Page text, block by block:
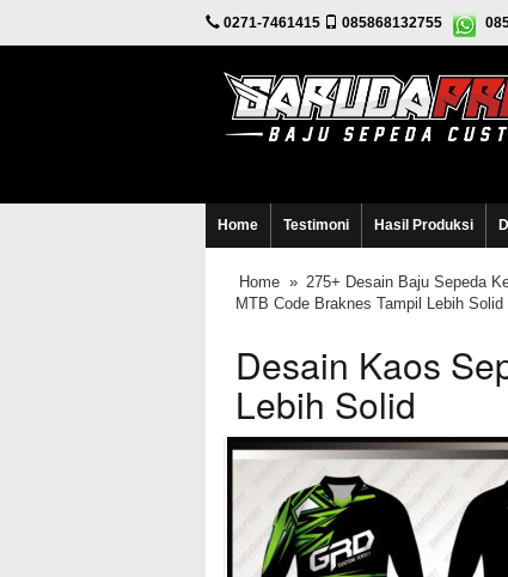
0271-7461415 085868132755
Home Testimoni Hasil Produksi
Home » 275+ Desain Baju Sepeda
MTB Code Braknes Tampil Lebih Solid
Desain Kaos
Lebih Solid